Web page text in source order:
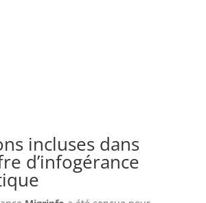
incluses dans
d’infogérance